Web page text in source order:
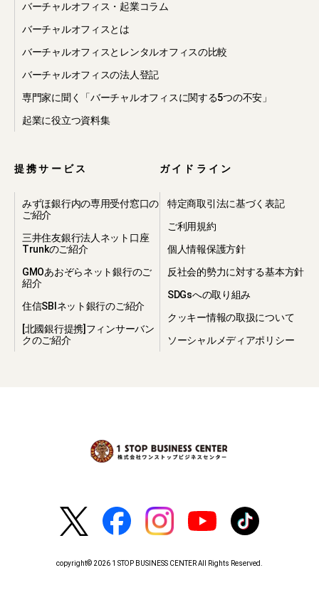
バーチャルオフィス・起業コラム
バーチャルオフィスとは
バーチャルオフィスとレンタルオフィスの比較
バーチャルオフィスの法人登記
専門家に聞く「バーチャルオフィスに関する5つの不安」
起業に役立つ資料集
提携サービス
みずほ銀行内の専用受付窓口の
ご紹介
三井住友銀行法人ネット口座
Trunkのご紹介
GMOあおぞらネット銀行のご
紹介
住信SBIネット銀行のご紹介
[北國銀行提携]フィンサーバン
クのご紹介
ガイドライン
特定商取引法に基づく表記
ご利用規約
個人情報保護方針
反社会的勢力に対する基本方針
SDGsへの取り組み
クッキー情報の取扱について
ソーシャルメディアポリシー
copyright© 2026 1 STOP BUSINESS CENTER All Rights Reserved.